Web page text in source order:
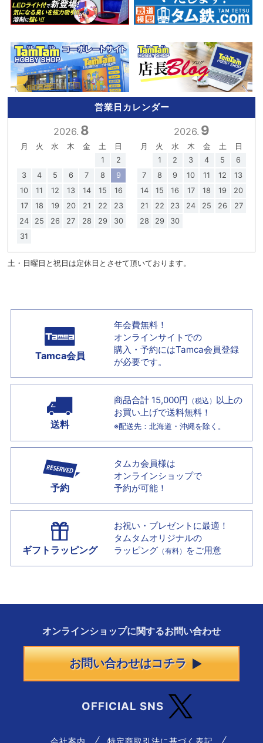
営業日カレンダー
2026. 8
月 火 水 木 金 土
日
1
2
3
4 5 6 7 8
9
10
11 12 13 14 15
16
17
18 19 20 21 22
23
24
25 26 27 28 29
30
31
2026. 9
月 火 水 木 金 土
日
1
2 3 4 5
6
7
8 9 10 11 12
13
14
15 16 17 18 19
20
21
22 23 24 25 26
27
28
29 30
土・日曜日と祝日は定休日とさせて頂いております。
Tamca会員
年会費無料！
オンラインサイトでの
購入・予約にはTamca会員登録
が必要です。
送料
商品合計 15,000円 （税込） 以上の
お買い上げで送料無料！
※配送先：北海道・沖縄を除く。
予約
タムカ会員様は
オンラインショップで
予約が可能！
ギフトラッピング
お祝い・プレゼントに最適！
タムタムオリジナルの
ラッピング （有料） をご用意
オンラインショップに関するお問い合わせ
お問い合わせはコチラ
OFFICIAL SNS